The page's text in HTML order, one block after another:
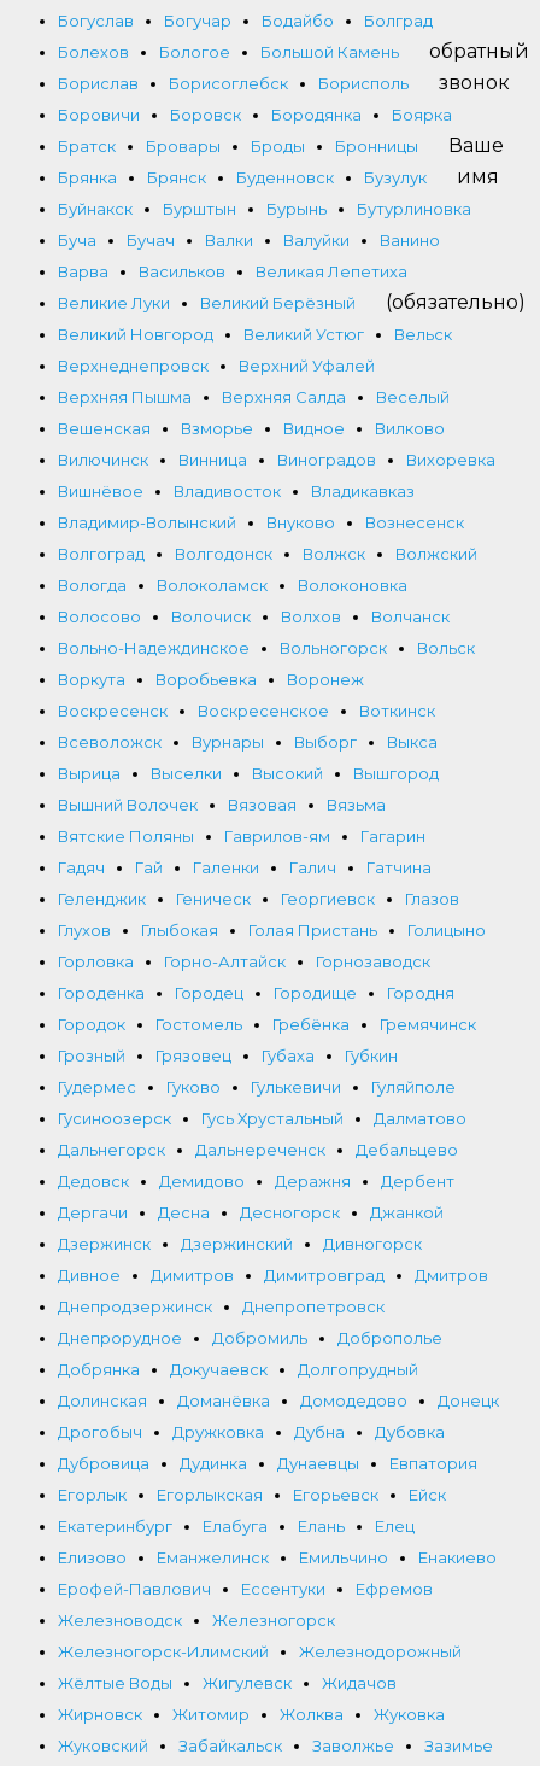
Богуслав
Богучар Бодайбо
Болград
Болехов
Бологое
Большой Камень
Борислав
Борисоглебск
Борисполь
Боровичи
Боровск Бородянка
Боярка
Братск
Бровары Броды
Бронницы
Брянка
Брянск Буденновск
Бузулук
Буйнакск
Бурштын Бурынь
Бутурлиновка
Буча
Бучач Валки Валуйки
Ванино
Варва
Васильков
Великая Лепетиха
Великие Луки
Великий Берёзный
Великий Новгород
Великий Устюг
Вельск
Верхнеднепровск
Верхний Уфалей
Верхняя Пышма
Верхняя Салда
Веселый
Вешенская
Взморье Видное
Вилково
Вилючинск
Винница Виноградов
Вихоревка
Вишнёвое
Владивосток
Владикавказ
Владимир-Волынский
Внуково
Вознесенск
Волгоград
Волгодонск Волжск
Волжский
Вологда
Волоколамск
Волоконовка
Волосово
Волочиск Волхов
Волчанск
Вольно-Надеждинское
Вольногорск
Вольск
Воркута
Воробьевка
Воронеж
Воскресенск
Воскресенское
Воткинск
Всеволожск
Вурнары Выборг
Выкса
Вырица
Выселки Высокий
Вышгород
Вышний Волочек
Вязовая
Вязьма
Вятские Поляны
Гаврилов-ям
Гагарин
Гадяч
Гай Галенки Галич
Гатчина
Геленджик
Геническ Георгиевск
Глазов
Глухов
Глыбокая Голая Пристань
Голицыно
Горловка
Горно-Алтайск
Горнозаводск
Городенка
Городец Городище
Городня
Городок
Гостомель Гребёнка
Гремячинск
Грозный
Грязовец Губаха
Губкин
Гудермес
Гуково Гулькевичи
Гуляйполе
Гусиноозерск
Гусь Хрустальный
Далматово
Дальнегорск
Дальнереченск
Дебальцево
Дедовск
Демидово Деражня
Дербент
Дергачи
Десна Десногорск
Джанкой
Дзержинск
Дзержинский
Дивногорск
Дивное
Димитров Димитровград
Дмитров
Днепродзержинск
Днепропетровск
Днепрорудное
Добромиль
Доброполье
Добрянка
Докучаевск
Долгопрудный
Долинская
Доманёвка Домодедово
Донецк
Дрогобыч
Дружковка Дубна
Дубовка
Дубровица
Дудинка Дунаевцы
Евпатория
Егорлык
Егорлыкская Егорьевск
Ейск
Екатеринбург
Елабуга Елань
Елец
Елизово
Еманжелинск Емильчино
Енакиево
Ерофей-Павлович
Ессентуки
Ефремов
Железноводск
Железногорск
Железногорск-Илимский
Железнодорожный
Жёлтые Воды
Жигулевск
Жидачов
Жирновск
Житомир Жолква
Жуковка
Жуковский
Забайкальск Заволжье Зазимье
обратный
звонок
Ваше
имя
(обязательно)